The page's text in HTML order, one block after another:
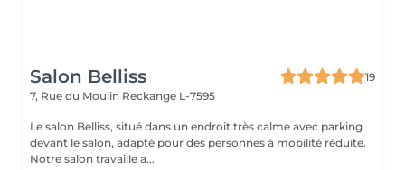
Salon Belliss
19
7, Rue du Moulin Reckange L-7595
Le salon Belliss, situé dans un endroit très calme avec parking
devant le salon, adapté pour des personnes à mobilité réduite.
Notre salon travaille a...